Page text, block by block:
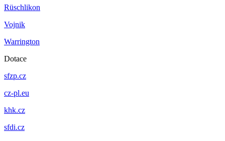
Rüschlikon
Vojnik
Warrington
Dotace
sfzp.cz
cz-pl.eu
khk.cz
sfdi.cz